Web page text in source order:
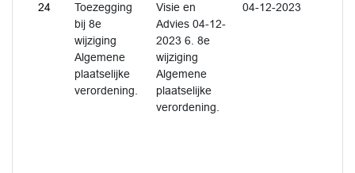
24
Toezegging
bij 8e
wijziging
Algemene
plaatselijke
verordening.
Visie en
Advies 04-12-
2023 6. 8e
wijziging
Algemene
plaatselijke
verordening.
04-12-2023